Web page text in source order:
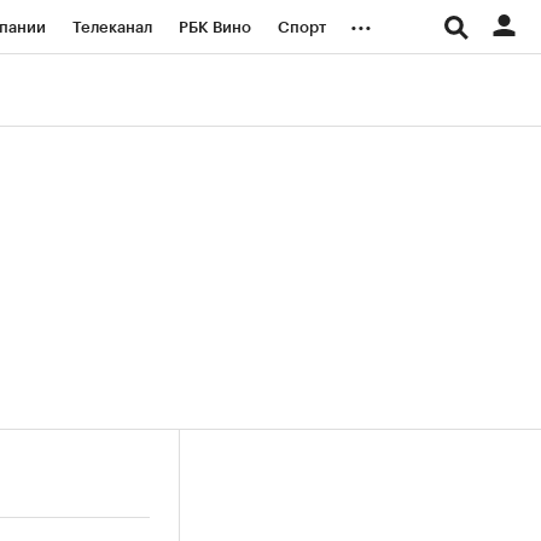
Телеканал РБК Вино Спорт ...